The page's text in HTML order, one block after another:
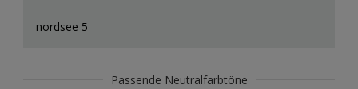
nordsee 5
Passende Neutralfarbtöne